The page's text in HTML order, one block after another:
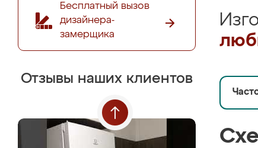
Бесплатный вызов
дизайнера-
замерщика
Отзывы наших клиентов